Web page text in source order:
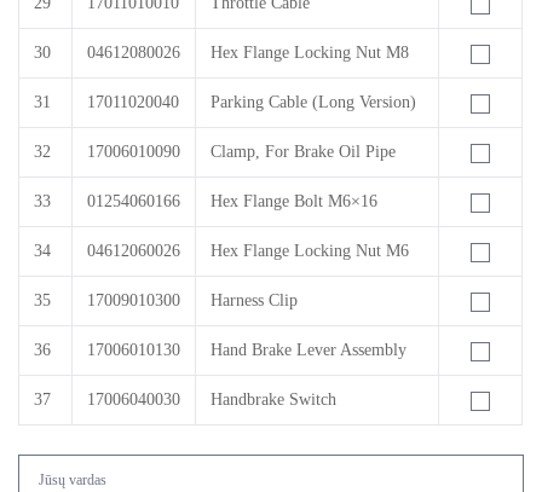
30 04612080026 Hex Flange Locking Nut M8
31 17011020040 Parking Cable (Long Version)
32 17006010090 Clamp, For Brake Oil Pipe
33 01254060166 Hex Flange Bolt M6×16
34 04612060026 Hex Flange Locking Nut M6
35 17009010300 Harness Clip
36 17006010130 Hand Brake Lever Assembly
37 17006040030 Handbrake Switch